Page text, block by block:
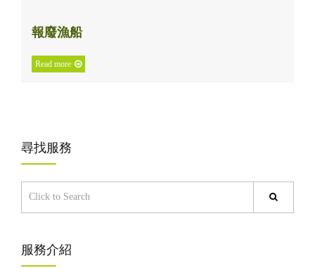
尋找服務
服務介紹
報廢漁船
Read more